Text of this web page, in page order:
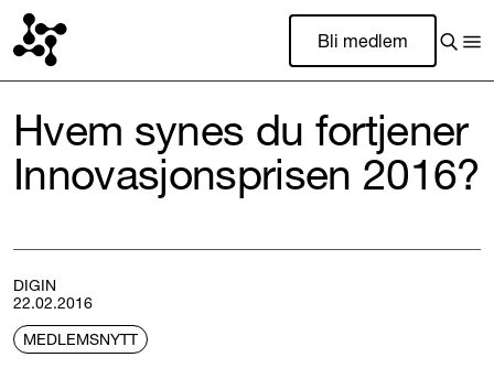
Bli medlem
Hvem synes du fortjener
Innovasjonsprisen 2016?
DIGIN
22.02.2016
MEDLEMSNYTT